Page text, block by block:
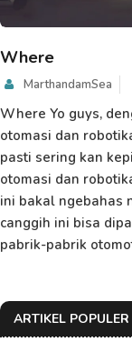
Where
MarthandamSea
Where Yo guys,
otomasi dan
pasti sering kan
otomasi dan
ini bakal ngebahas
canggih ini bisa
pabrik-pabrik
ARTIKEL POPULER